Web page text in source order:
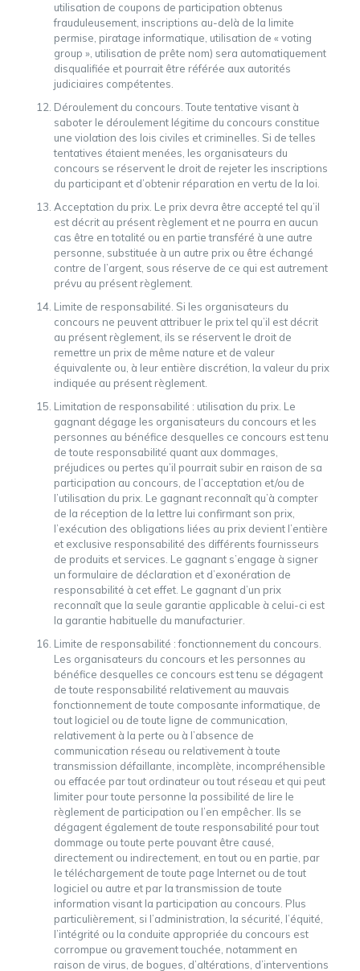
utilisation de coupons de participation obtenus
frauduleusement, inscriptions au-delà de la limite
permise, piratage informatique, utilisation de « voting
group », utilisation de prête nom) sera automatiquement
disqualifiée et pourrait être référée aux autorités
judiciaires compétentes.
Déroulement du concours. Toute tentative visant à
saboter le déroulement légitime du concours constitue
une violation des lois civiles et criminelles. Si de telles
tentatives étaient menées, les organisateurs du
concours se réservent le droit de rejeter les inscriptions
du participant et d’obtenir réparation en vertu de la loi.
Acceptation du prix. Le prix devra être accepté tel qu’il
est décrit au présent règlement et ne pourra en aucun
cas être en totalité ou en partie transféré à une autre
personne, substituée à un autre prix ou être échangé
contre de l’argent, sous réserve de ce qui est autrement
prévu au présent règlement.
Limite de responsabilité. Si les organisateurs du
concours ne peuvent attribuer le prix tel qu’il est décrit
au présent règlement, ils se réservent le droit de
remettre un prix de même nature et de valeur
équivalente ou, à leur entière discrétion, la valeur du prix
indiquée au présent règlement.
Limitation de responsabilité : utilisation du prix. Le
gagnant dégage les organisateurs du concours et les
personnes au bénéfice desquelles ce concours est tenu
de toute responsabilité quant aux dommages,
préjudices ou pertes qu’il pourrait subir en raison de sa
participation au concours, de l’acceptation et/ou de
l’utilisation du prix. Le gagnant reconnaît qu’à compter
de la réception de la lettre lui confirmant son prix,
l’exécution des obligations liées au prix devient l’entière
et exclusive responsabilité des différents fournisseurs
de produits et services. Le gagnant s’engage à signer
un formulaire de déclaration et d’exonération de
responsabilité à cet effet. Le gagnant d’un prix
reconnaît que la seule garantie applicable à celui-ci est
la garantie habituelle du manufacturier.
Limite de responsabilité : fonctionnement du concours.
Les organisateurs du concours et les personnes au
bénéfice desquelles ce concours est tenu se dégagent
de toute responsabilité relativement au mauvais
fonctionnement de toute composante informatique, de
tout logiciel ou de toute ligne de communication,
relativement à la perte ou à l’absence de
communication réseau ou relativement à toute
transmission défaillante, incomplète, incompréhensible
ou effacée par tout ordinateur ou tout réseau et qui peut
limiter pour toute personne la possibilité de lire le
règlement de participation ou l’en empêcher. Ils se
dégagent également de toute responsabilité pour tout
dommage ou toute perte pouvant être causé,
directement ou indirectement, en tout ou en partie, par
le téléchargement de toute page Internet ou de tout
logiciel ou autre et par la transmission de toute
information visant la participation au concours. Plus
particulièrement, si l’administration, la sécurité, l’équité,
l’intégrité ou la conduite appropriée du concours est
corrompue ou gravement touchée, notamment en
raison de virus, de bogues, d’altérations, d’interventions